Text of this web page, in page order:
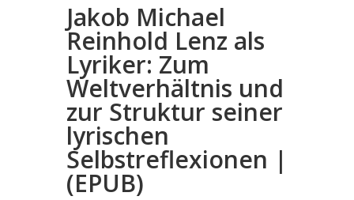
Jakob Michael
Reinhold Lenz als
Lyriker: Zum
Weltverhältnis und
zur Struktur seiner
lyrischen
Selbstreflexionen |
(EPUB)